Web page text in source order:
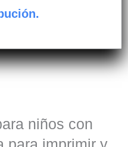
niños con